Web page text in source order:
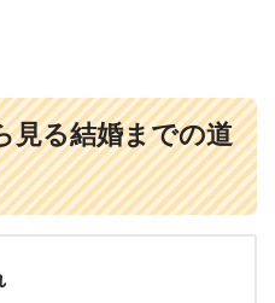
見る結婚までの道